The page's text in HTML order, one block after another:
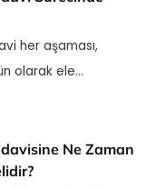
her aşaması,
olarak ele…
Ne Zaman